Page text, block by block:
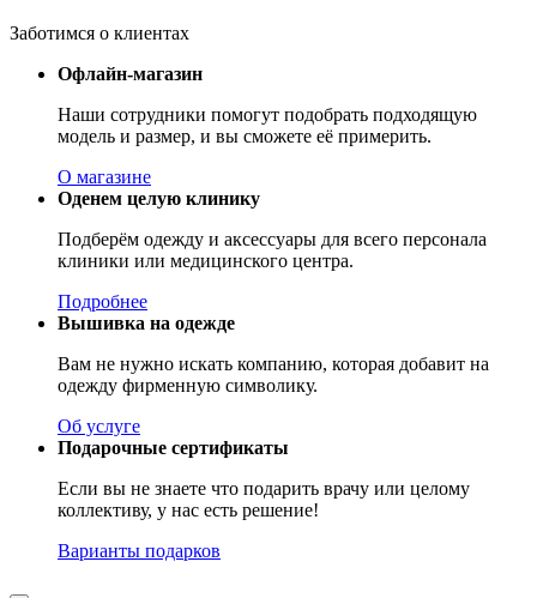
Заботимся о клиентах
Офлайн-магазин
Наши сотрудники помогут подобрать подходящую
модель и размер, и вы сможете её примерить.
О магазине
Оденем целую клинику
Подберём одежду и аксессуары для всего персонала
клиники или медицинского центра.
Подробнее
Вышивка на одежде
Вам не нужно искать компанию, которая добавит на
одежду фирменную символику.
Об услуге
Подарочные сертификаты
Если вы не знаете что подарить врачу или целому
коллективу, у нас есть решение!
Варианты подарков